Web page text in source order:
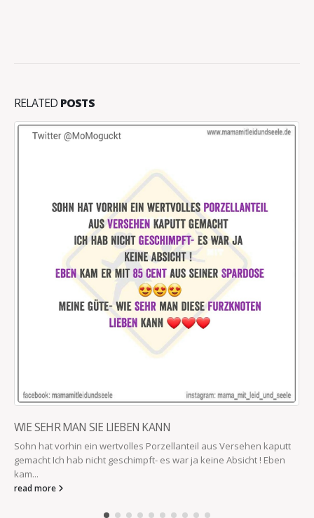
RELATED POSTS
WIE SEHR MAN SIE LIEBEN KANN
Sohn hat vorhin ein wertvolles Porzellanteil aus Versehen kaputt
gemacht Ich hab nicht geschimpft- es war ja keine Absicht ! Eben
kam...
read more